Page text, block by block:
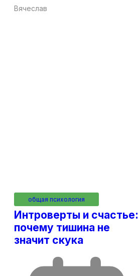
Вячеслав
общая психология
Интроверты и счастье:
почему тишина не
значит скука